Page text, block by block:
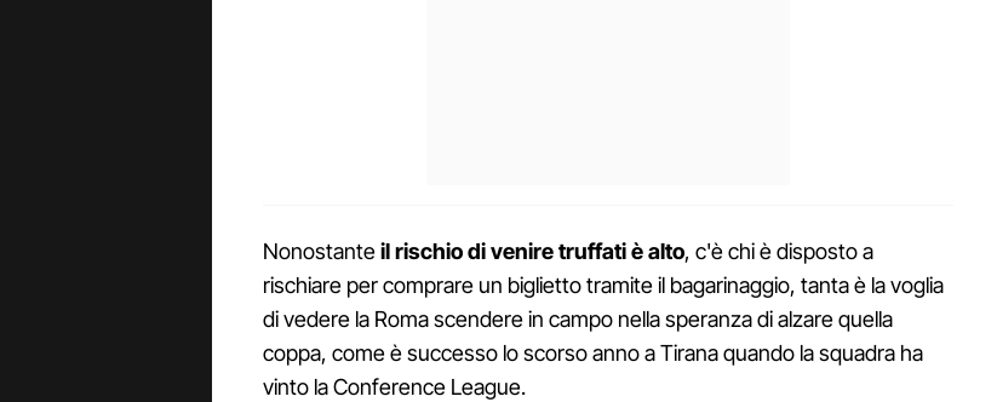
Nonostanteil rischio di venire truffati è alto, c'è chi è disposto a
rischiare per comprare un biglietto tramite il bagarinaggio, tanta è la voglia
di vedere la Roma scendere in campo nella speranza di alzare quella
coppa, come è successo lo scorso anno a Tirana quando la squadra ha
vinto la Conference League.